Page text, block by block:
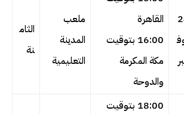
القاهرة
16:00 بتوقيت
مكة المكرمة
والدوحة
ملعب
المدينة
التعليمية
الثام
نة
18:00 بتوقيت